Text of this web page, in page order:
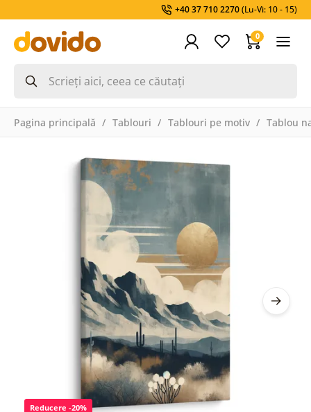
+40 37 710 2270(Lu-Vi: 10 - 15)
0
Pagina principală Tablouri Tablouri pe motiv Tablou
Reducere -20%